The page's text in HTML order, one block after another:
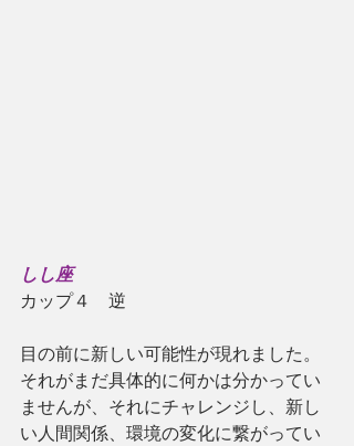
しし座
カップ４　逆
目の前に新しい可能性が現れました。
それがまだ具体的に何かは分かってい
ませんが、それにチャレンジし、新し
い人間関係、環境の変化に繋がってい